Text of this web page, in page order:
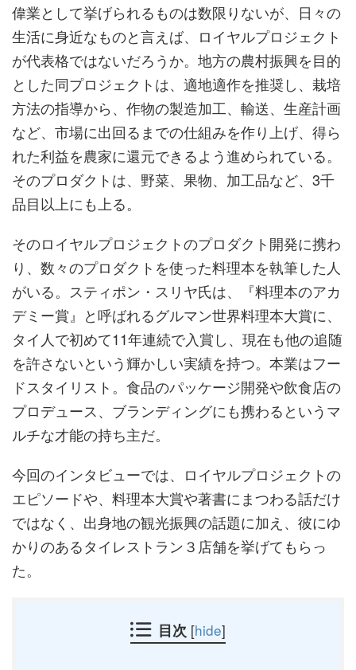
偉業として挙げられるものは数限りないが、日々の
生活に身近なものと言えば、ロイヤルプロジェクト
が代表格ではないだろうか。地方の農村振興を目的
とした同プロジェクトは、適地適作を推奨し、栽培
方法の指導から、作物の製造加工、輸送、生産計画
など、市場に出回るまでの仕組みを作り上げ、得ら
れた利益を農家に還元できるよう進められている。
そのプロダクトは、野菜、果物、加工品など、3千
品目以上にも上る。
そのロイヤルプロジェクトのプロダクト開発に携わ
り、数々のプロダクトを使った料理本を執筆した人
がいる。スティポン・スリヤ氏は、『料理本のアカ
デミー賞』と呼ばれるグルマン世界料理本大賞に、
タイ人で初めて11年連続で入賞し、現在も他の追随
を許さないという輝かしい実績を持つ。本業はフー
ドスタイリスト。食品のパッケージ開発や飲食店の
プロデュース、ブランディングにも携わるというマ
ルチな才能の持ち主だ。
今回のインタビューでは、ロイヤルプロジェクトの
エピソードや、料理本大賞や著書にまつわる話だけ
ではなく、出身地の観光振興の話題に加え、彼にゆ
かりのあるタイレストラン３店舗を挙げてもらっ
た。
目次 [hide]